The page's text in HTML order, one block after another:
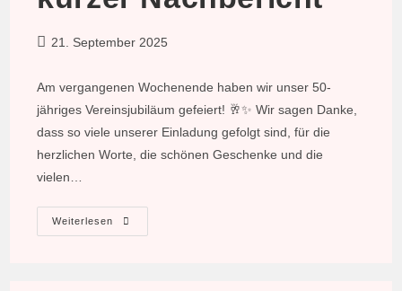
Beitrag
21. September 2025
Am vergangenen Wochenende haben wir unser 50-
jähriges Vereinsjubiläum gefeiert! 🥂✨ Wir sagen Danke,
dass so viele unserer Einladung gefolgt sind, für die
herzlichen Worte, die schönen Geschenke und die
vielen…
Weiterlesen
Jubiläumsfeier
–